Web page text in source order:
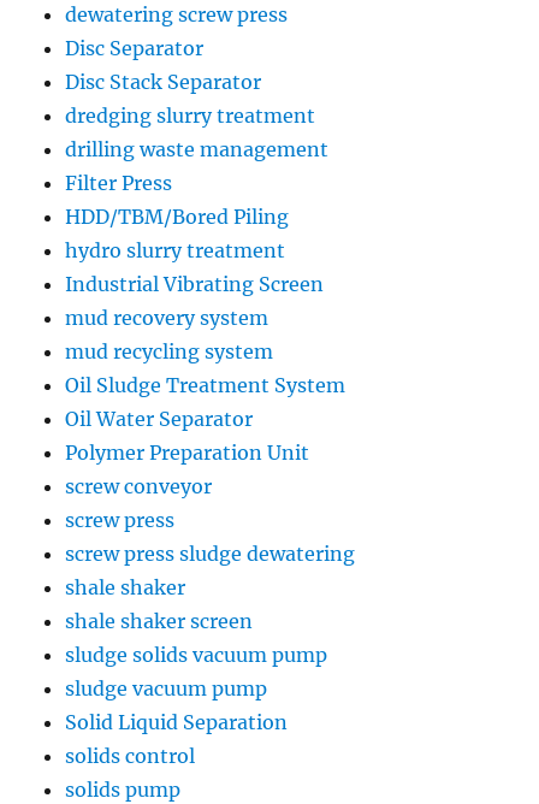
dewatering screw press
Disc Separator
Disc Stack Separator
dredging slurry treatment
drilling waste management
Filter Press
HDD/TBM/Bored Piling
hydro slurry treatment
Industrial Vibrating Screen
mud recovery system
mud recycling system
Oil Sludge Treatment System
Oil Water Separator
Polymer Preparation Unit
screw conveyor
screw press
screw press sludge dewatering
shale shaker
shale shaker screen
sludge solids vacuum pump
sludge vacuum pump
Solid Liquid Separation
solids control
solids pump